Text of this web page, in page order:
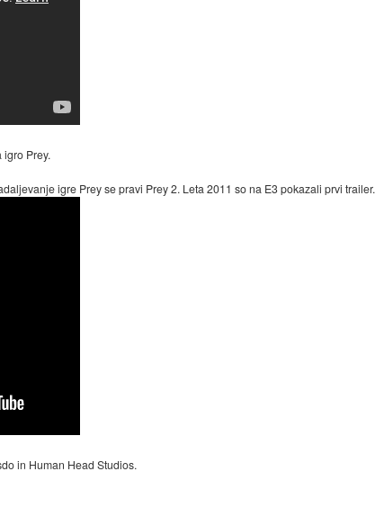
Prey.
igre Prey se pravi Prey 2. Leta 2011 so na E3 pokazali prvi trailer.
in Human Head Studios.